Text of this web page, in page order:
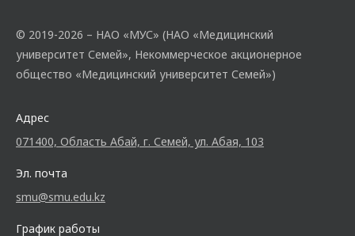
© 2019-2026 – НАО «МУС» (НАО «Медицинский
университет Семей», Некоммерческое акционерное
общество «Медицинский университет Семей»)
Адрес
071400, Область Абай, г. Семей, ул. Абая, 103
Эл. почта
smu@smu.edu.kz
График работы